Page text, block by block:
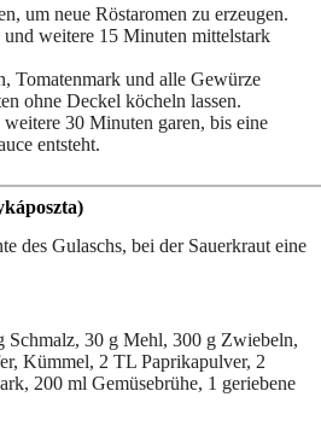
um neue Röstaromen zu erzeugen.
und weitere 15 Minuten mittelstark
Tomatenmark und alle Gewürze
ohne Deckel köcheln lassen.
30 Minuten garen, bis eine
entsteht.
des Gulaschs, bei der Sauerkraut eine
Schmalz, 30 g Mehl, 300 g Zwiebeln,
Kümmel, 2 TL Paprikapulver, 2
200 ml Gemüsebrühe, 1 geriebene